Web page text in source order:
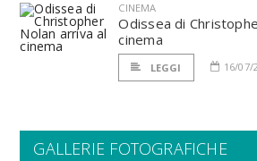
CINEMA
Odissea di
cinema
LEGGI 16/07/
GALLERIE FOTOGRAFICHE